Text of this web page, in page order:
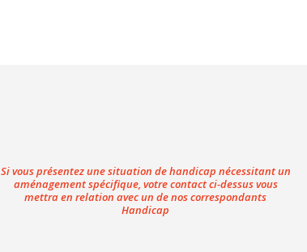
Si vous présentez une situation de handicap nécessitant un
aménagement spécifique, votre contact ci-dessus vous
mettra en relation avec un de nos correspondants
Handicap